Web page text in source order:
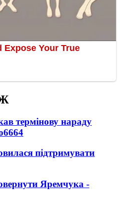
термінову нараду
6664
підтримувати
Яремчука -